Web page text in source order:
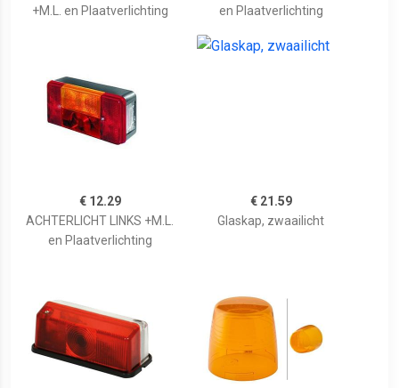
+M.L. en Plaatverlichting
en Plaatverlichting
€ 12.29
ACHTERLICHT LINKS +M.L.
en Plaatverlichting
€ 21.59
Glaskap, zwaailicht